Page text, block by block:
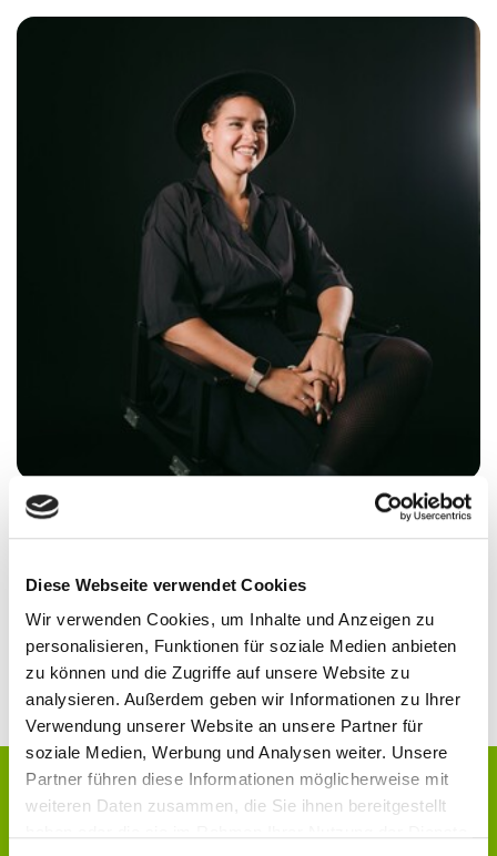
Diese Webseite verwendet Cookies
Wir verwenden Cookies, um Inhalte und Anzeigen zu
personalisieren, Funktionen für soziale Medien anbieten
zu können und die Zugriffe auf unsere Website zu
analysieren. Außerdem geben wir Informationen zu Ihrer
Verwendung unserer Website an unsere Partner für
soziale Medien, Werbung und Analysen weiter. Unsere
Partner führen diese Informationen möglicherweise mit
weiteren Daten zusammen, die Sie ihnen bereitgestellt
@nessadhs
Vanessa Ebert
ADHS und Studium? Vanessa Ebert kennt die
besonderen Herausforderungen aus eigener Erfahrung.
Der Beitrag ist nur für registrierte
Nutzer/innen sichtbar.